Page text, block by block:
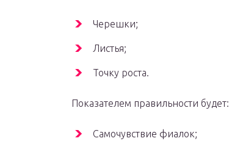
Черешки;
Листья;
Точку роста.
Показателем правильности будет:
Самочувствие фиалок;